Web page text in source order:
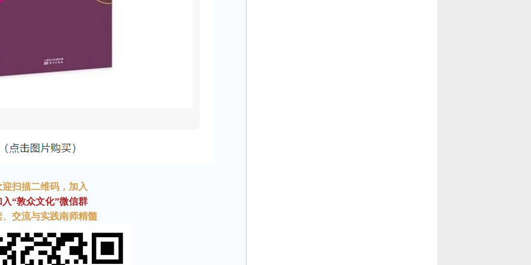
迎扫描二维码 ，加入
入“敦众文化”微信群
、交流与实践南师精髓